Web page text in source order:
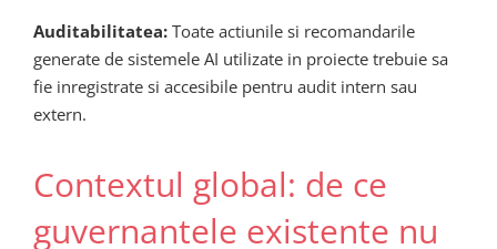
Auditabilitatea: Toate actiunile si recomandarile
generate de sistemele AI utilizate in proiecte trebuie sa
fie inregistrate si accesibile pentru audit intern sau
extern.
Contextul global: de ce
guvernantele existente nu